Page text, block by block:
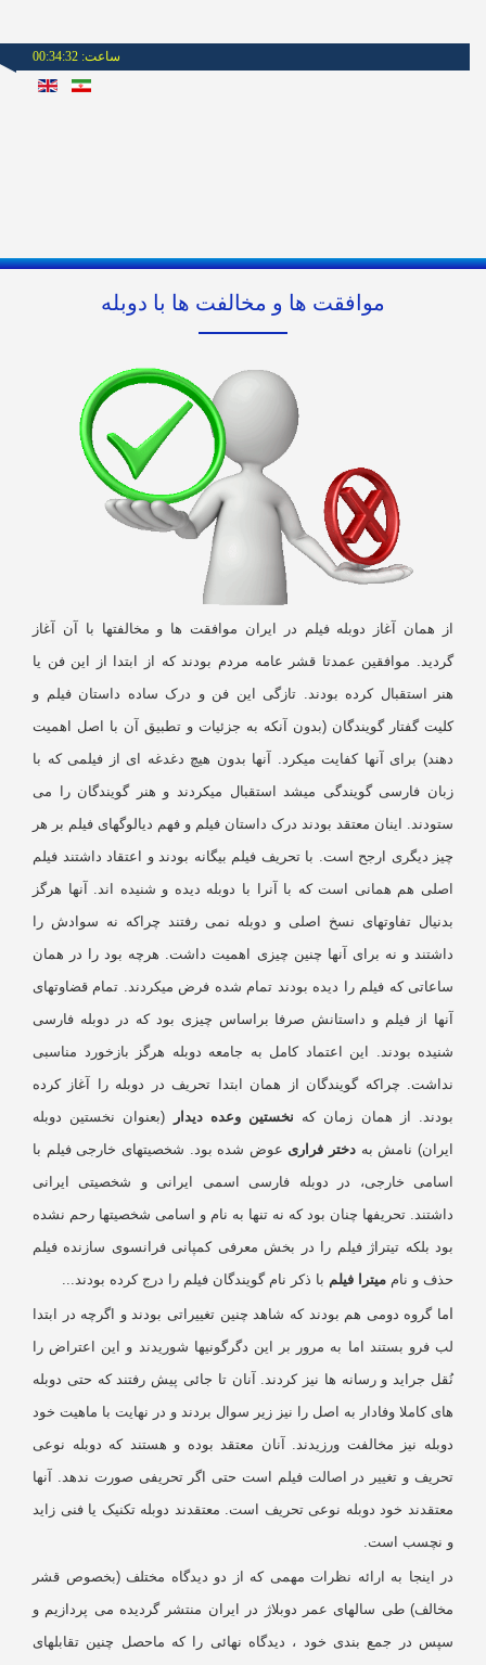
ساعت:00:34:32
موافقت ها و مخالفت ها با دوبله
همان آغاز دوبله فیلم در ایران موافقت ها و مخالفتها با آن آغاز
موافقین عمدتا قشر عامه مردم بودند که از ابتدا از این فن یا
استقبال کرده بودند. تازگی این فن و درک ساده داستان فیلم و
گفتار گویندگان (بدون آنکه به جزئیات و تطبیق آن با اصل اهمیت
برای آنها کفایت میکرد. آنها بدون هیچ دغدغه ای از فیلمی که با
فارسی گویندگی میشد استقبال میکردند و هنر گویندگان را می
اینان معتقد بودند درک داستان فیلم و فهم دیالوگهای فیلم بر هر
دیگری ارجح است. با تحریف فیلم بیگانه بودند و اعتقاد داشتند فیلم
هم همانی است که با آنرا با دوبله دیده و شنیده اند. آنها هرگز
تفاوتهای نسخ اصلی و دوبله نمی رفتند چراکه نه سوادش را
و نه برای آنها چنین چیزی اهمیت داشت. هرچه بود را در همان
که فیلم را دیده بودند تمام شده فرض میکردند. تمام قضاوتهای
از فیلم و داستانش صرفا براساس چیزی بود که در دوبله فارسی
بودند. این اعتماد کامل به جامعه دوبله هرگز بازخورد مناسبی
چراکه گویندگان از همان ابتدا تحریف در دوبله را آغاز کرده
از همان زمان کهنخستین وعده دیدار(بعنوان نخستین دوبله
نامش بهدختر فراری عوض شده بود. شخصیتهای خارجی فیلم با
خارجی، در دوبله فارسی اسمی ایرانی و شخصیتی ایرانی
تحریفها چنان بود که نه تنها به نام و اسامی شخصیتها رحم نشده
بلکه تیتراژ فیلم را در بخش معرفی کمپانی فرانسوی سازنده فیلم
و ناممیترا فیلمبا ذکر نام گویندگان فیلم را درج کرده بودند...
گروه دومی هم بودند که شاهد چنین تغییراتی بودند و اگرچه در ابتدا
فرو بستند اما به مرور بر این دگرگونیها شوریدند و این اعتراض را
جراید و رسانه ها نیز کردند. آنان تا جائی پیش رفتند که حتی دوبله
کاملا وفادار به اصل را نیز زیر سوال بردند و در نهایت با ماهیت خود
نیز مخالفت ورزیدند. آنان معتقد بوده و هستند که دوبله نوعی
و تغییر در اصالت فیلم است حتی اگر تحریفی صورت ندهد. آنها
خود دوبله نوعی تحریف است. معتقدند دوبله تکنیک یا فنی زاید
نچسب است.
اینجا به ارائه نظرات مهمی که از دو دیدگاه مختلف (بخصوص قشر
طی سالهای عمر دوبلاژ در ایران منتشر گردیده می پردازیم و
در جمع بندی خود ، دیدگاه نهائی را که ماحصل چنین تقابلهای